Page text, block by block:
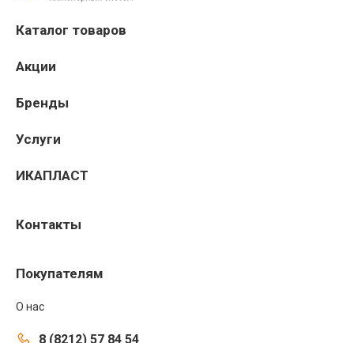
Каталог товаров
Акции
Бренды
Услуги
ИКАПЛАСТ
Контакты
Покупателям
О нас
8 (8212) 57 84 54